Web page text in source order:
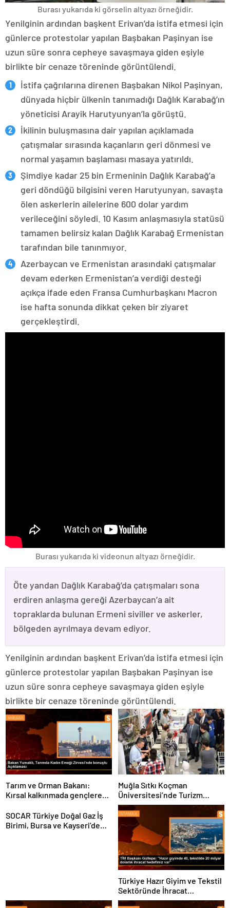
Burası yukarıda ki görselin altyazı örneğidir.
Yenilginin ardından başkent Erivan’da istifa etmesi için
günlerce protestolar yapılan Başbakan Paşinyan ise
uzun süre sonra cepheye savaşmaya giden eşiyle
birlikte bir cenaze töreninde görüntülendi.
İstifa çağrılarına direnen Başbakan Nikol Paşinyan,
dünyada hiçbir ülkenin tanımadığı Dağlık Karabağ’ın
yöneticisi Arayik Harutyunyan’la görüştü.
İkilinin buluşmasına dair yapılan açıklamada
çatışmalar sırasında kaçanların geri dönmesi ve
normal yaşamın başlaması masaya yatırıldı.
Şimdiye kadar 25 bin Ermeninin Dağlık Karabağ’a
geri döndüğü bilgisini veren Harutyunyan, savaşta
ölen askerlerin ailelerine 600 dolar yardım
verileceğini söyledi. 10 Kasım anlaşmasıyla statüsü
tamamen belirsiz kalan Dağlık Karabağ Ermenistan
tarafından bile tanınmıyor.
Azerbaycan ve Ermenistan arasındaki çatışmalar
devam ederken Ermenistan’a verdiği desteği
açıkça ifade eden Fransa Cumhurbaşkanı Macron
ise hafta sonunda dikkat çeken bir ziyaret
gerçekleştirdi.
Burası yukarıda ki videonun altyazı örneğidir.
Öte yandan Dağlık Karabağ’da çatışmaları sona
erdiren anlaşma gereği Azerbaycan’a ait
topraklarda bulunan Ermeni siviller ve askerler,
bölgeden ayrılmaya devam ediyor.
Yenilginin ardından başkent Erivan’da istifa etmesi için
günlerce protestolar yapılan Başbakan Paşinyan ise
uzun süre sonra cepheye savaşmaya giden eşiyle
birlikte bir cenaze töreninde görüntülendi.
Tarım ve Orman Bakanı:
Kırsal kalkınmada gençlere
yapıyoruz
Muğla Sıtkı Koçman
Üniversitesi’nde Turizm
Sektörü ve Öğrenciler
Buluştu
SOCAR Türkiye Doğal Gaz İş
Birimi, Bursa ve Kayseri’de
Türkiye Hazır Giyim ve Tekstil
Sektöründe İhracat
Hedeflerini Açıkladı